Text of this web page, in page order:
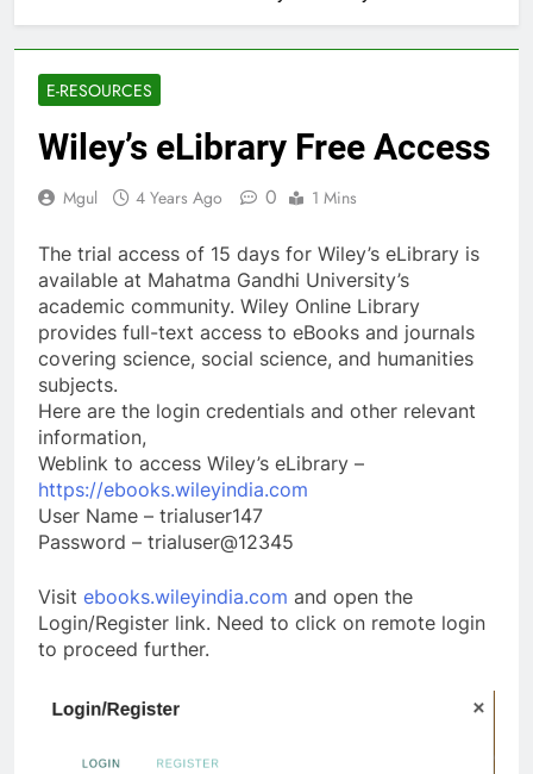
E-RESOURCES
Wiley’s eLibrary Free Access
Mgul 4 Years Ago 0 1 Mins
The trial access of 15 days for Wiley’s eLibrary is
available at Mahatma Gandhi University’s
academic community. Wiley Online Library
provides full-text access to eBooks and journals
covering science, social science, and humanities
subjects.
Here are the login credentials and other relevant
information,
Weblink to access Wiley’s eLibrary –
https://ebooks.wileyindia.com
User Name – trialuser147
Password – trialuser@12345
Visit ebooks.wileyindia.com and open the
Login/Register link. Need to click on remote login
to proceed further.